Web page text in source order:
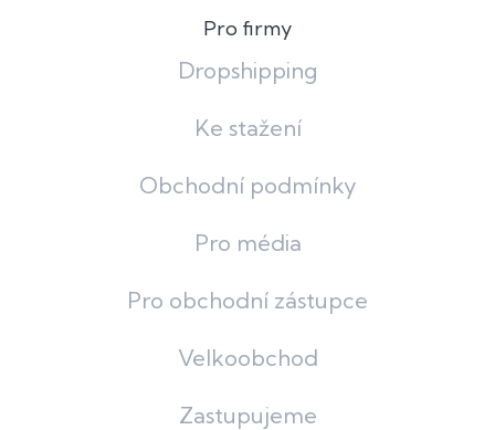
Pro firmy
Dropshipping
Ke stažení
Obchodní podmínky
Pro média
Pro obchodní zástupce
Velkoobchod
Zastupujeme